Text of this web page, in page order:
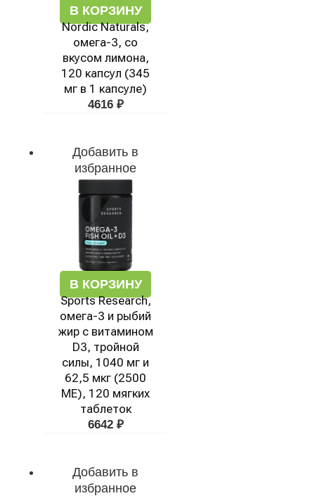
В КОРЗИНУ
Nordic Naturals,
омега-3, со
вкусом лимона,
120 капсул (345
мг в 1 капсуле)
4616 ₽
Добавить в
избранное
В КОРЗИНУ
Sports Research,
омега-3 и рыбий
жир с витамином
D3, тройной
силы, 1040 мг и
62,5 мкг (2500
МЕ), 120 мягких
таблеток
6642 ₽
Добавить в
избранное